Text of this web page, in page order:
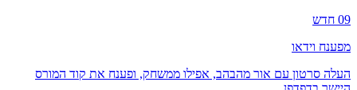
09 חדש
מפענח וידאו
העלה סרטון עם אור מהבהב, אפילו ממשחק, ופענח את קוד המורס